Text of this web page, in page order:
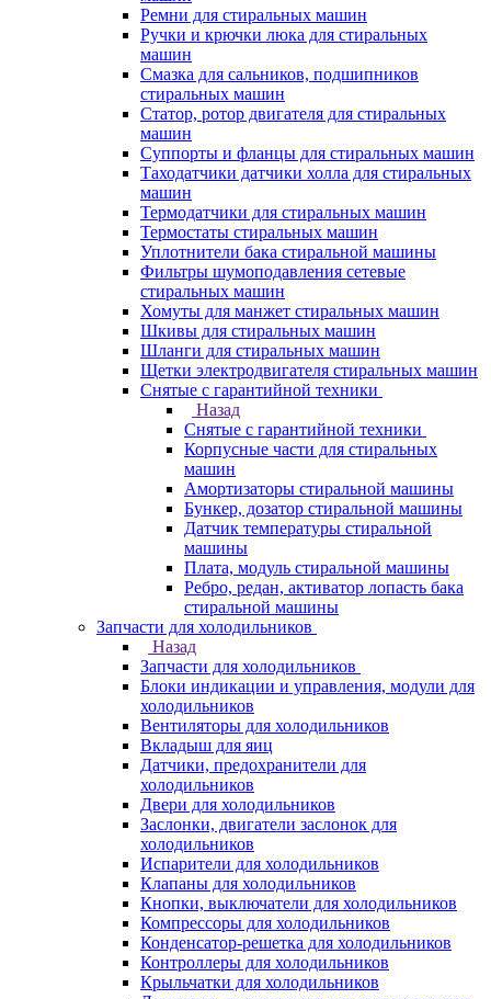
Ремни для стиральных машин
Ручки и крючки люка для стиральных
машин
Смазка для сальников, подшипников
стиральных машин
Статор, ротор двигателя для стиральных
машин
Суппорты и фланцы для стиральных машин
Таходатчики датчики холла для стиральных
машин
Термодатчики для стиральных машин
Термостаты стиральных машин
Уплотнители бака стиральной машины
Фильтры шумоподавления сетевые
стиральных машин
Хомуты для манжет стиральных машин
Шкивы для стиральных машин
Шланги для стиральных машин
Щетки электродвигателя стиральных машин
Снятые с гарантийной техники
Назад
Снятые с гарантийной техники
Корпусные части для стиральных
машин
Амортизаторы стиральной машины
Бункер, дозатор стиральной машины
Датчик температуры стиральной
машины
Плата, модуль стиральной машины
Ребро, редан, активатор лопасть бака
стиральной машины
Запчасти для холодильников
Назад
Запчасти для холодильников
Блоки индикации и управления, модули для
холодильников
Вентиляторы для холодильников
Вкладыш для яиц
Датчики, предохранители для
холодильников
Двери для холодильников
Заслонки, двигатели заслонок для
холодильников
Испарители для холодильников
Клапаны для холодильников
Кнопки, выключатели для холодильников
Компрессоры для холодильников
Конденсатор-решетка для холодильников
Контроллеры для холодильников
Крыльчатки для холодильников